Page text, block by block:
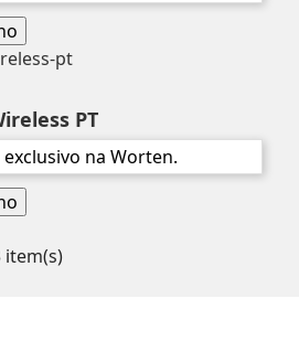
PT
na Worten.
item(s)